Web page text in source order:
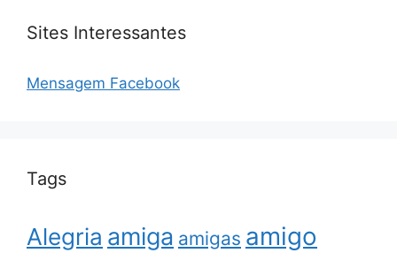
Sites Interessantes
Mensagem Facebook
Tags
Alegria amiga amigas amigo